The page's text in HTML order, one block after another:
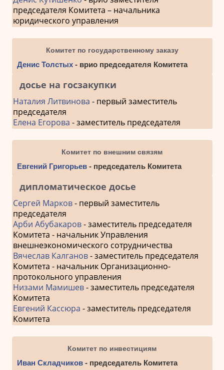
председателя Комитета – начальника
юридического управления
Комитет по государственному заказу
Денис Толстых- врио председателя Комитета
досье на госзакупки
Наталия Литвинова - первый заместитель
председателя
Елена Егорова - заместитель председателя
Комитет по внешним связям
Евгений Григорьев- председатель Комитета
дипломатическое досье
Сергей Марков- первый заместитель
председателя
Арби Абубакаров- заместитель председателя
Комитета - начальник Управления
внешнеэкономического сотрудничества
Вячеслав Калганов- заместитель председателя
Комитета - начальник Организационно-
протокольного управления
Низами Мамишев- заместитель председателя
Комитета
Евгений Кассюра - заместитель председателя
Комитета
Комитет по инвестициям
Иван Складчиков- председатель Комитета